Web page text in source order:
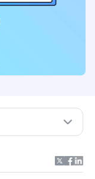
인가요?
한 이점